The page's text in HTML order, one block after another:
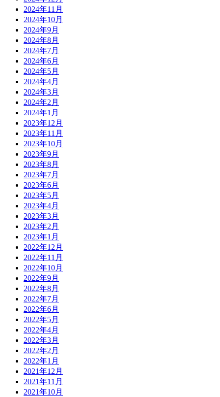
2024年11月
2024年10月
2024年9月
2024年8月
2024年7月
2024年6月
2024年5月
2024年4月
2024年3月
2024年2月
2024年1月
2023年12月
2023年11月
2023年10月
2023年9月
2023年8月
2023年7月
2023年6月
2023年5月
2023年4月
2023年3月
2023年2月
2023年1月
2022年12月
2022年11月
2022年10月
2022年9月
2022年8月
2022年7月
2022年6月
2022年5月
2022年4月
2022年3月
2022年2月
2022年1月
2021年12月
2021年11月
2021年10月